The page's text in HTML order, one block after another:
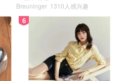
Breuninger 1310人感兴趣
6